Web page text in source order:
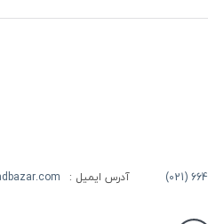
آدرس ایمیل :